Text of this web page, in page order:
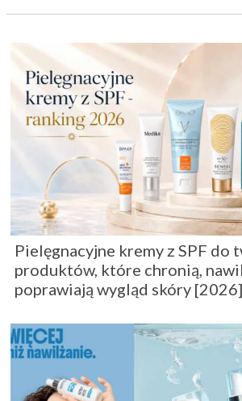
Pielęgnacyjne kremy z SPF do
produktów, które chronią,
poprawiają wygląd skóry [2026]